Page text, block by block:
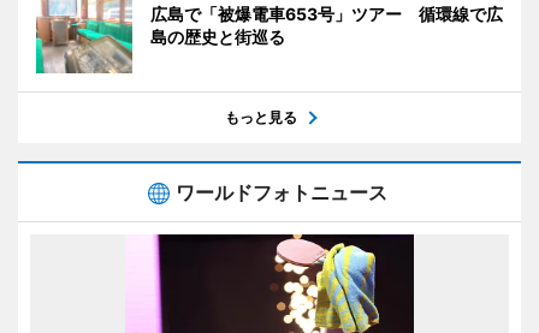
広島で「被爆電車653号」ツアー 循環線で広
島の歴史と街巡る
もっと見る
ワールドフォトニュース